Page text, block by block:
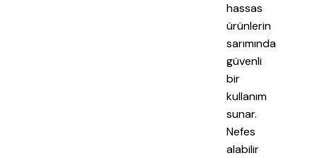
hassas
ürünlerin
sarımında
güvenli
bir
kullanım
sunar.
Nefes
alabilir